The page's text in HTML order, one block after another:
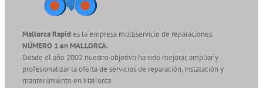
Mallorca Rapides la empresa multiservicio de reparaciones
NÚMERO 1 en MALLORCA.
Desde el año 2002 nuestro objetivo ha sido mejorar, ampliar y
profesionalizar la oferta de servicios de reparación, instalación y
mantenimiento en Mallorca.